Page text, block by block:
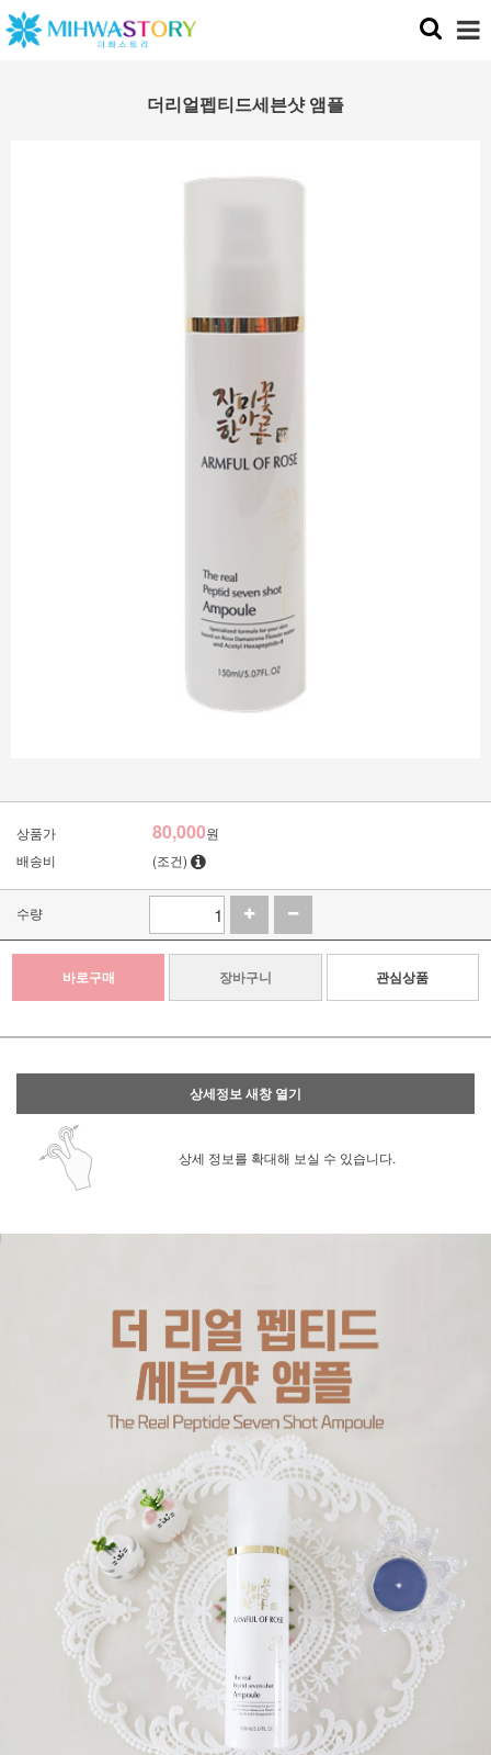
더리얼펩티드세븐샷 앰플
상품가 80,000원
배송비
(조건)
수량
바로구매 장바구니 관심상품
상세정보 새창 열기
상세 정보를 확대해 보실 수 있습니다.